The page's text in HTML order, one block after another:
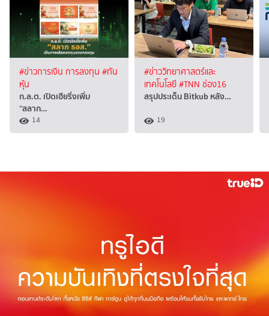
#ข่าวการเงิน การลงทุน #ทัน
หุ้น
ก.ล.ต. เปิดเฮียริ่งเพิ่ม
“สลาก…
14
#ข่าววิทยาศาสตร์และ
เทคโนโลยี#TNN ช่อง16
สรุปประเด็น Bitkub หลัง…
19